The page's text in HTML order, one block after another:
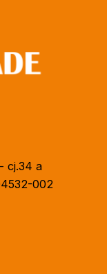
cj.34 a
002